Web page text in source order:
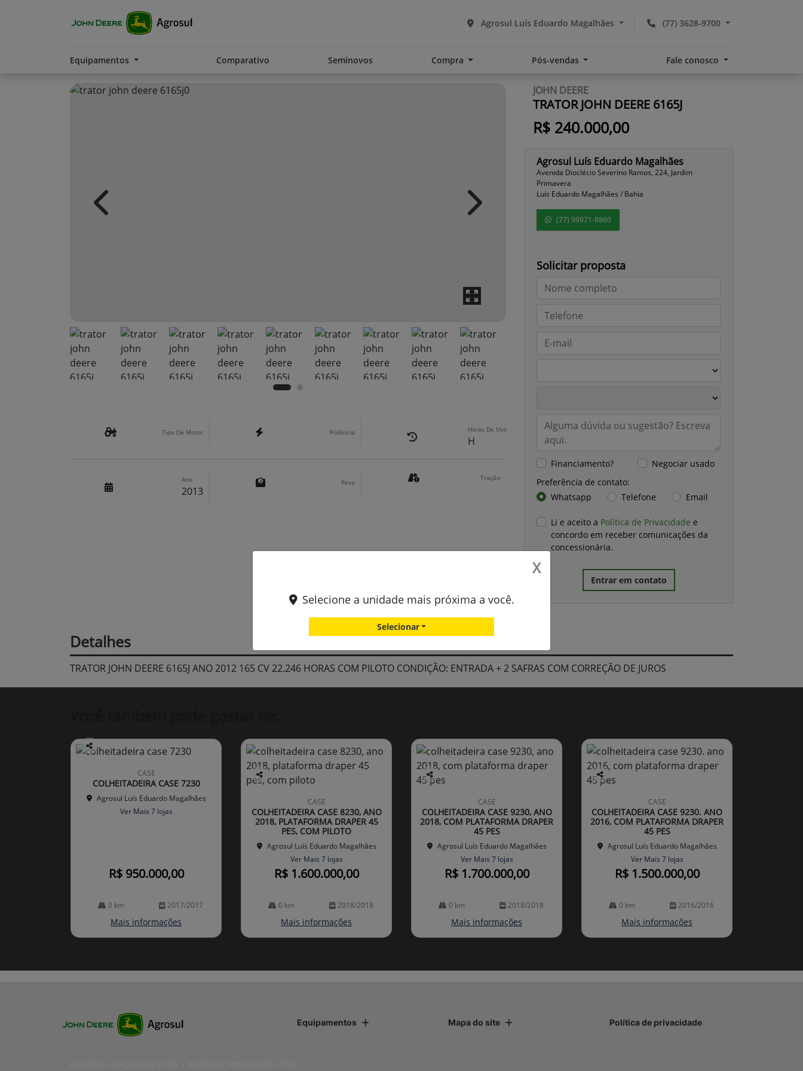
(77) 3628-9700
Agrosul Luís Eduardo Magalhães
Equipamentos Comparativo Seminovos Compra Pós-vendas Fale conosco
JOHN DEERE
TRATOR JOHN DEERE 6165J
R$ 240.000,00
Agrosul Luís Eduardo Magalhães
Avenida Dioclécio Severino Ramos, 224, Jardim
Primavera
Luís Eduardo Magalhães / Bahia
(77) 99971-8860
Solicitar proposta
Financiamento?
Negociar usado
Preferência de contato:
Whatsapp
Telefone Email
Li e aceito a Política de Privacidade e
concordo em receber comunicações da
concessionária.
Entrar em contato
Previous Next
Tipo De Motor Potência Horas De Uso
H
Ano
2013
Peso
Tração
Detalhes
TRATOR JOHN DEERE 6165J ANO 2012 165 CV 22.246 HORAS COM PILOTO CONDIÇÃO: ENTRADA + 2 SAFRAS COM CORREÇÃO DE JUROS
Co
lhe
CASE
COLHEITADEIRA CASE 7230
Agrosul Luís Eduardo Magalhães
Ver Mais 7 lojas
R$ 950.000,00
0 km 2017/2017
Mais informações
Co
arti
lhe
CASE
COLHEITADEIRA CASE 8230, ANO
2018, PLATAFORMA DRAPER 45
PES, COM PILOTO
Agrosul Luís Eduardo Magalhães
Ver Mais 7 lojas
R$ 1.600.000,00
0 km 2018/2018
Mais informações
Co
arti
lhe
CASE
COLHEITADEIRA CASE 9230, ANO
2018, COM PLATAFORMA DRAPER
45 PES
Agrosul Luís Eduardo Magalhães
Ver Mais 7 lojas
R$ 1.700.000,00
0 km 2018/2018
Mais informações
Co
arti
lhe
CASE
COLHEITADEIRA CASE 9230. ANO
2016, COM PLATAFORMA DRAPER
45 PES
Agrosul Luís Eduardo Magalhães
Ver Mais 7 lojas
R$ 1.500.000,00
0 km 2016/2016
Mais informações
Equipamentos Mapa do site Política de privacidade
X
Selecione a unidade mais próxima a você.
Selecionar